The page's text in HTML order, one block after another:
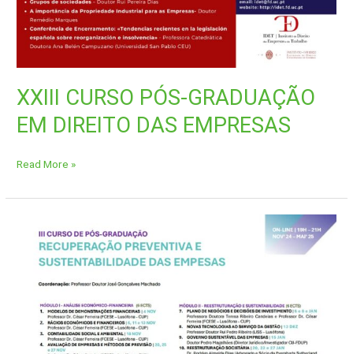
XXIII CURSO PÓS-GRADUAÇÃO
EM DIREITO DAS EMPRESAS
Read More »
CURSO
RECUPERAÇÃO
PREVENTIVA